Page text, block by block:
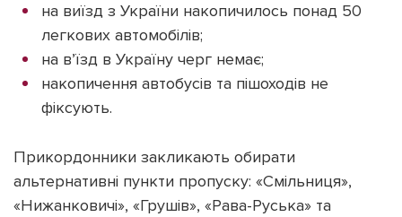
на виїзд з України накопичилось понад 50
легкових автомобілів;
на вʼїзд в Україну черг немає;
накопичення автобусів та пішоходів не
фіксують.
Прикордонники закликають обирати
альтернативні пункти пропуску: «Смільниця»,
«Нижанковичі», «Грушів», «Рава-Руська» та